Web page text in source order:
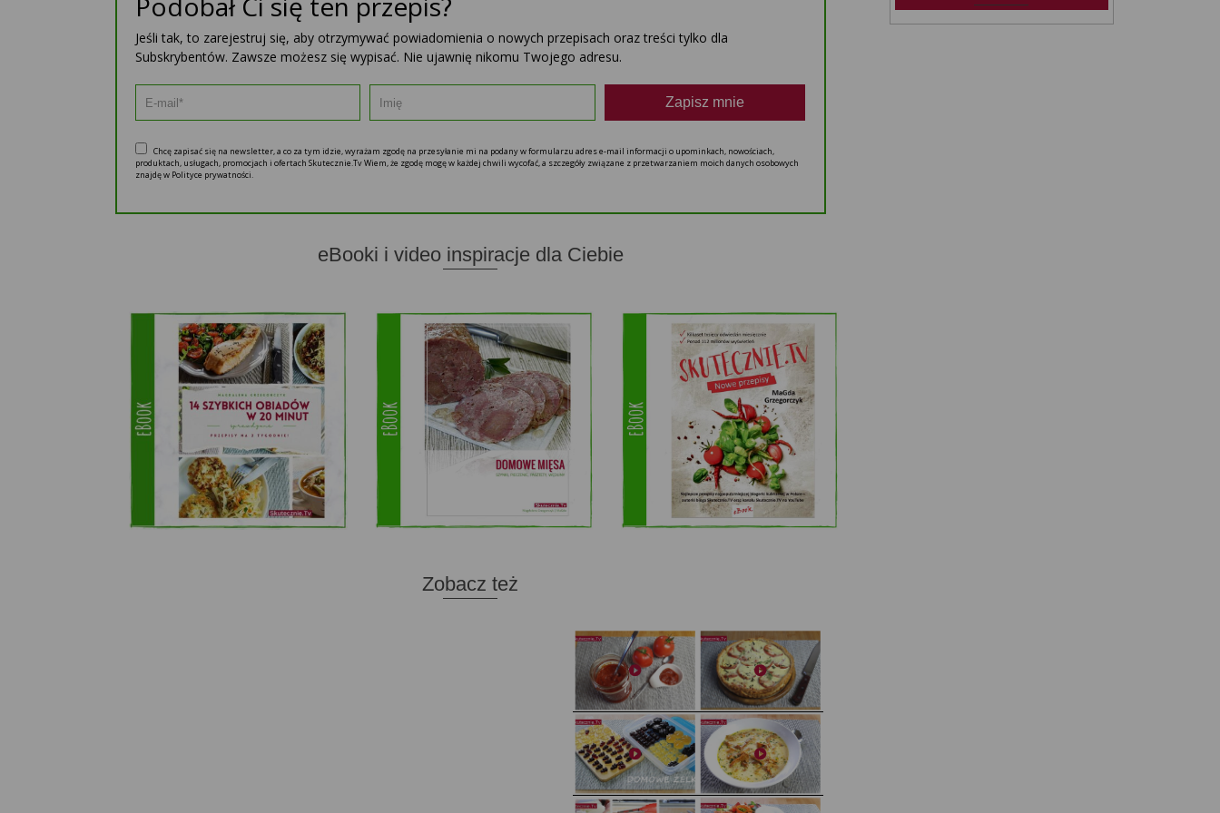
Jeśli tak, to zarejestruj się, aby otrzymywać powiadomienia o nowych przepisach oraz treści tylko dla
Subskrybentów. Zawsze możesz się wypisać. Nie ujawnię nikomu Twojego adresu.
Zapisz mnie
Chcę zapisać się na newsletter, a co za tym idzie, wyrażam zgodę na przesyłanie mi na podany w formularzu adres e-mail informacji o upominkach, nowościach,
produktach, usługach, promocjach i ofertach Skutecznie.Tv Wiem, że zgodę mogę w każdej chwili wycofać, a szczegóły związane z przetwarzaniem moich danych osobowych
znajdę w Polityce prywatności.
eBooki i video inspiracje dla Ciebie
Zobacz też
Domowy ketchup (bez cukru) Tarta francuska z cebulą i pomidorem
Domowe żelki Zupa kurkowa z selerem i pietruszką